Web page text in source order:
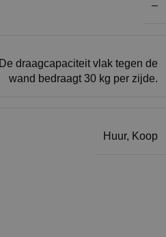
–
De draagcapaciteit vlak tegen de
wand bedraagt 30 kg per zijde.
Huur, Koop